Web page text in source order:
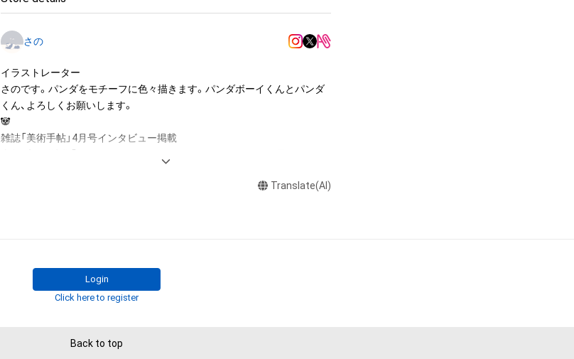
託を受けている者によって保護されています。そのため、本アイテムを保
することを意味しません。
・本アイテムの著作権を有する方、著作隣接権の権利者またはその管理委託
を受けている者からの事前の同意なしに、上記の「本アイテムの保有者が有
する権利」の範囲を超えた行為、知的財産権を侵害するおそれのある行為
(改変、公開、配布、逆コンパイル、リバースエンジニアリングを含みますが、
これに限定されません。)を行うことはできません。
用またはその恐れのある利用など、作成者が不適切であると判断した場合、
yunsuke31
さの
イラストレーター
さのです。パンダをモチーフに色々描きます。パンダボーイくんとパンダ
くん、よろしくお願いします。
🐼
雑誌「美術手帖」4月号インタビュー掲載
Translate(AI)
Login
Click here to register
Back to top